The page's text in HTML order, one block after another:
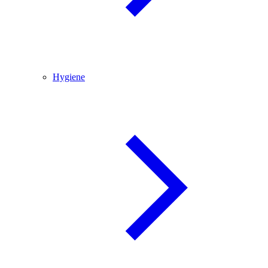
Hygiene